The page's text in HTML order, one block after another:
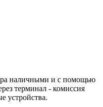
наличными и с помощью
терминал - комиссия
устройства.